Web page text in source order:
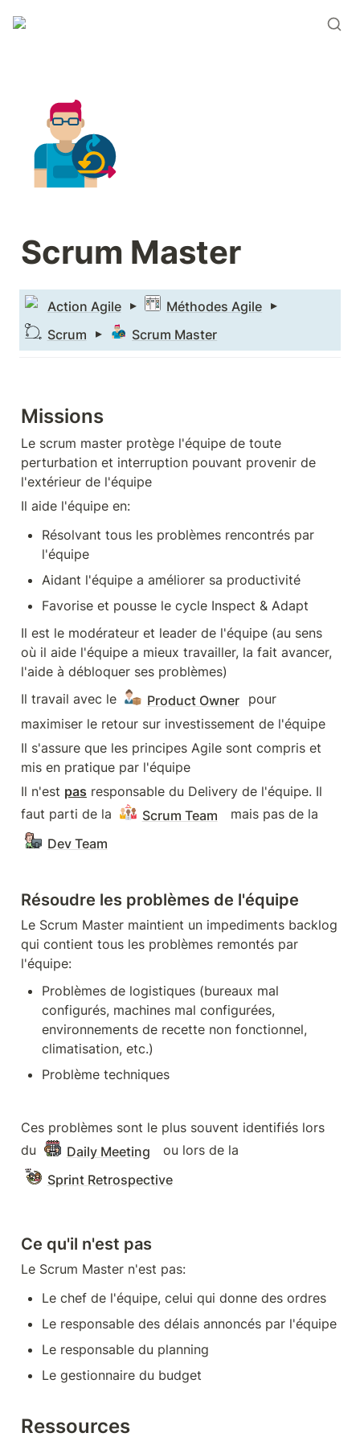
Scrum Master
Action Agile ▸ Méthodes Agile ▸
Scrum ▸ Scrum Master
Missions
Le scrum master protège l'équipe de toute
perturbation et interruption pouvant provenir de
l'extérieur de l'équipe
Il aide l'équipe en:
Résolvant tous les problèmes rencontrés par
l'équipe
Aidant l'équipe a améliorer sa productivité
Favorise et pousse le cycle Inspect & Adapt
Il est le modérateur et leader de l'équipe (au sens
où il aide l'équipe a mieux travailler, la fait avancer,
l'aide à débloquer ses problèmes)
Il travail avec le
Product Owner
pour
maximiser le retour sur investissement de l'équipe
Il s'assure que les principes Agile sont compris et
mis en pratique par l'équipe
Il n'est pas responsable du Delivery de l'équipe. Il
faut parti de la
Scrum Team
  mais pas de la
Dev Team
Résoudre les problèmes de l'équipe
Le Scrum Master maintient un impediments backlog
qui contient tous les problèmes remontés par
l'équipe:
Problèmes de logistiques (bureaux mal
configurés, machines mal configurées,
environnements de recette non fonctionnel,
climatisation, etc.)
Problème techniques
Ces problèmes sont le plus souvent identifiés lors
du
Daily Meeting
  ou lors de la
Sprint Retrospective
Ce qu'il n'est pas
Le Scrum Master n'est pas:
Le chef de l'équipe, celui qui donne des ordres
Le responsable des délais annoncés par l'équipe
Le responsable du planning
Le gestionnaire du budget
Ressources